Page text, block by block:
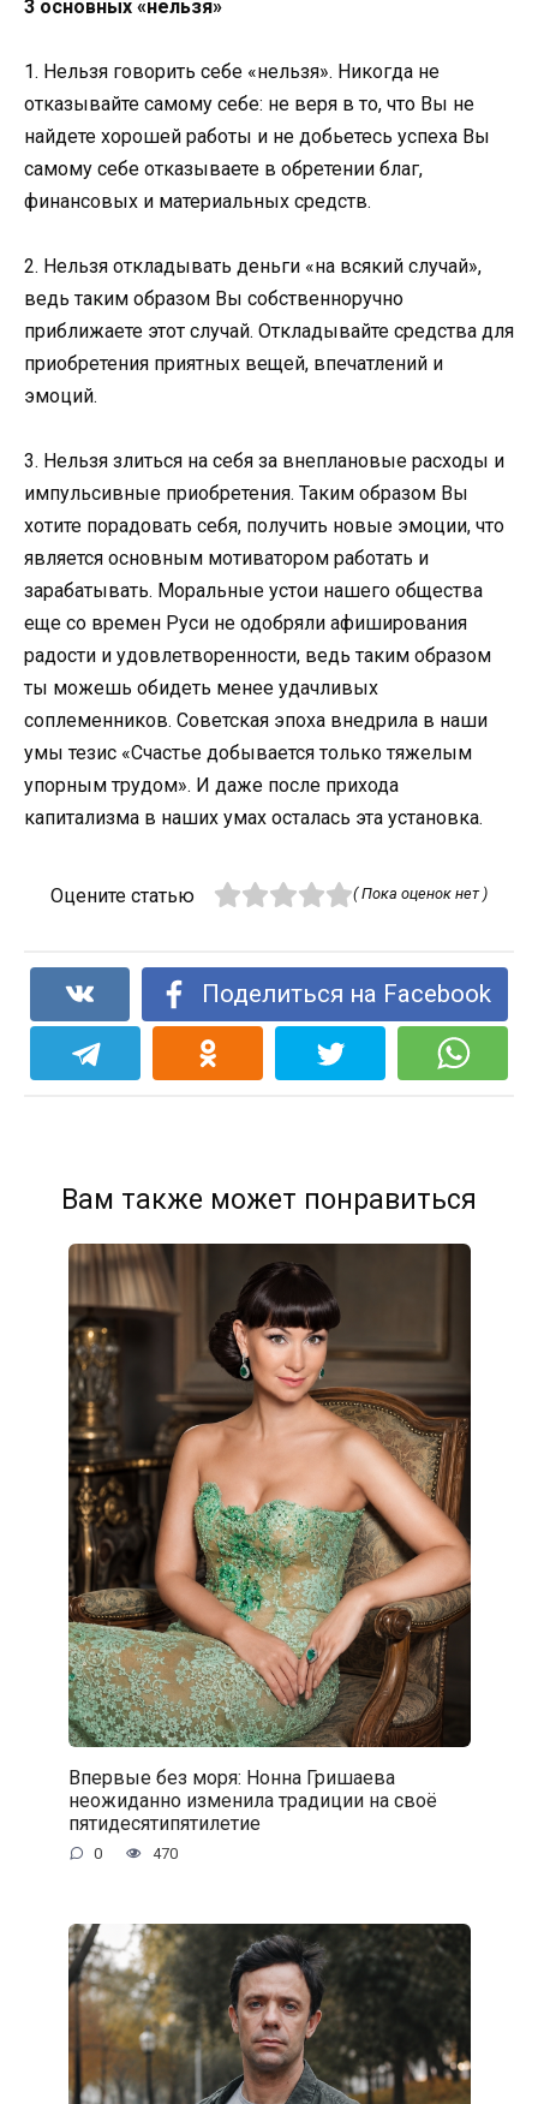
3 основных «нельзя»
1. Нельзя говорить себе «нельзя». Никогда не
отказывайте самому себе: не веря в то, что Вы не
найдете хорошей работы и не добьетесь успеха Вы
самому себе отказываете в обретении благ,
финансовых и материальных средств.
2. Нельзя откладывать деньги «на всякий случай»,
ведь таким образом Вы собственноручно
приближаете этот случай. Откладывайте средства для
приобретения приятных вещей, впечатлений и
эмоций.
3. Нельзя злиться на себя за внеплановые расходы и
импульсивные приобретения. Таким образом Вы
хотите порадовать себя, получить новые эмоции, что
является основным мотиватором работать и
зарабатывать. Моральные устои нашего общества
еще со времен Руси не одобряли афиширования
радости и удовлетворенности, ведь таким образом
ты можешь обидеть менее удачливых
соплеменников. Советская эпоха внедрила в наши
умы тезис «Счастье добывается только тяжелым
упорным трудом». И даже после прихода
капитализма в наших умах осталась эта установка.
Оцените статью ( Пока оценок нет )
Поделиться на Facebook
Вам также может понравиться
Впервые без моря: Нонна Гришаева
неожиданно изменила традиции на своё
пятидесятипятилетие
0 470